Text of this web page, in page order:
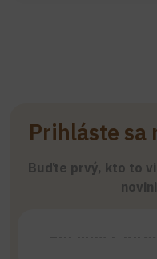
Prihláste sa
Buďte prvý, kto to